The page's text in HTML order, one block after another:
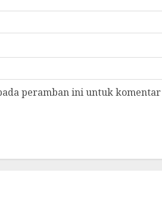
peramban ini untuk komentar